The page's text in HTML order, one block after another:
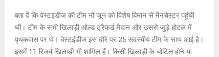
बता दें कि वेस्टइंडीज की टीम नौ जून को विशेष विमान से मैनचेस्टर पहुंची
थी। टीम के सभी खिलाड़ी ओल्ड ट्रैफर्ड मैदान और उससे जुड़े होटल में
पृथकवास पर थे। वेस्टइंडीज इस दौरे पर 25 सदस्यीय टीम के साथ आई है।
इसमें 11 रिजर्व खिलाड़ी भी शामिल हैं। किसी खिलाड़ी के चोटिल होने या